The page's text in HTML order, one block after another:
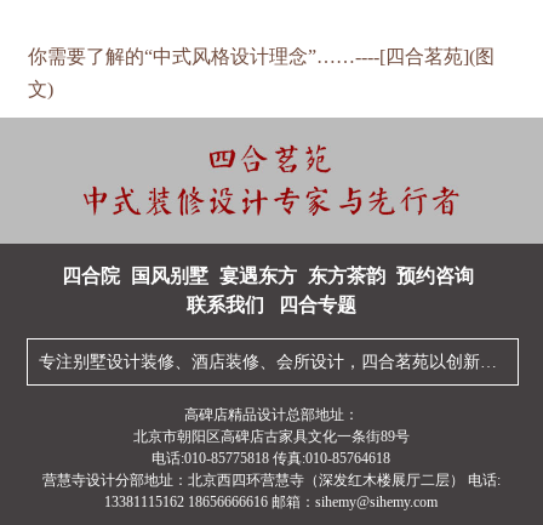
你需要了解的“中式风格设计理念”……----[四合茗苑](图
文)
四合院 国风别墅 宴遇东方 东方茶韵 预约咨询
联系我们
四合专题
专注别墅设计装修 、酒店装修 、会所设计 ，四合茗苑以创新型的
高碑店精品设计总部地址：
北京市朝阳区高碑店古家具文化一条街89号
电话:010-85775818 传真:010-85764618
营慧寺设计分部地址：北京西四环营慧寺（深发红木楼展厅二层） 电话:
13381115162 18656666616 邮箱：sihemy@sihemy.com